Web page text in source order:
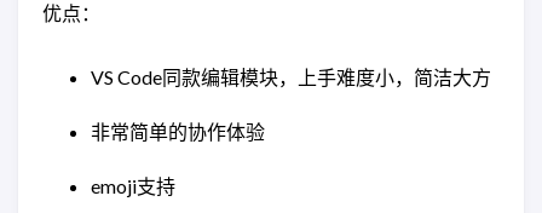
优点：
VS Code同款编辑模块，上手难度小，简洁大方
非常简单的协作体验
emoji支持